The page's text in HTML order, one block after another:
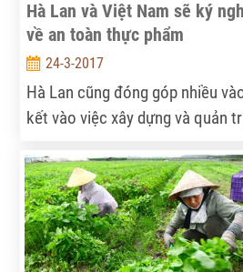
Hà Lan và Việt Nam sẽ ký
về an toàn thực phẩm
24-3-2017
Hà Lan cũng đóng góp nhiều
kết vào việc xây dựng và quản
thư tăng cường hợp tác về an